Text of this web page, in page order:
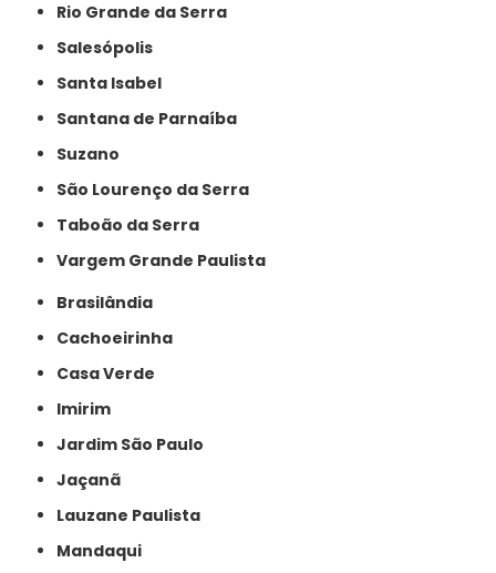
Rio Grande da Serra
Salesópolis
Santa Isabel
Santana de Parnaíba
Suzano
São Lourenço da Serra
Taboão da Serra
Vargem Grande Paulista
Brasilândia
Cachoeirinha
Casa Verde
Imirim
Jardim São Paulo
Jaçanã
Lauzane Paulista
Mandaqui